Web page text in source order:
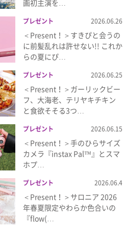
画初主演を…
プレゼント 2026.06.26
＜Present！＞すきぴと会うの
に前髪乱れは許せない!! これか
らの夏にぴ…
プレゼント 2026.06.25
＜Present！＞ガーリックビー
フ、大海老、テリヤキチキン
と食欲そそる3つ…
プレゼント 2026.06.15
＜Present！＞手のひらサイズ
カメラ『instax Pal™』とスマ
ホプ…
プレゼント 2026.06.4
＜Present！＞サロニア 2026
年春夏限定やわらか色合いの
『flow(…